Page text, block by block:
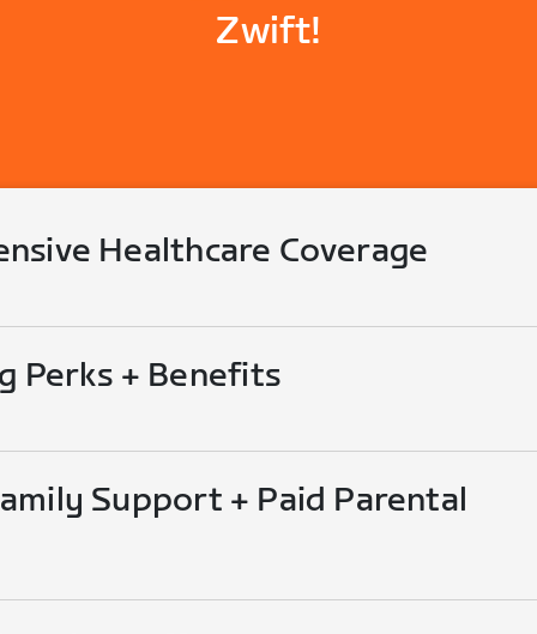
Zwift!
Healthcare Coverage
Perks + Benefits
Support + Paid Parental